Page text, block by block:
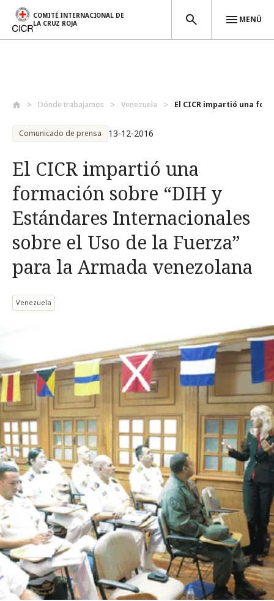
COMITÉ INTERNACIONAL DE
LA CRUZ ROJA
MENÚ
Dónde trabajamos Venezuela El CICR impartió una
Comunicado de prensa 13-12-2016
El CICR impartió una
formación sobre “DIH y
Estándares Internacionales
sobre el Uso de la Fuerza”
para la Armada venezolana
Venezuela